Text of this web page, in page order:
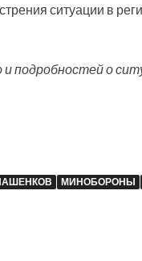
ситуации в
подробностей о
МИНОБОРОНЫ